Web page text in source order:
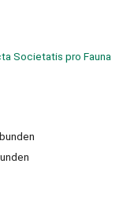
Societatis pro Fauna